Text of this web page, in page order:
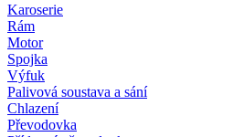
Karoserie
Rám
Motor
Spojka
Výfuk
Palivová soustava a sání
Chlazení
Převodovka